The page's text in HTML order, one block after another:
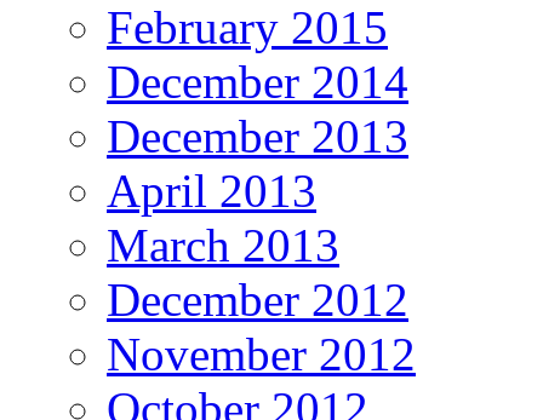
February 2015
December 2014
December 2013
April 2013
March 2013
December 2012
November 2012
October 2012